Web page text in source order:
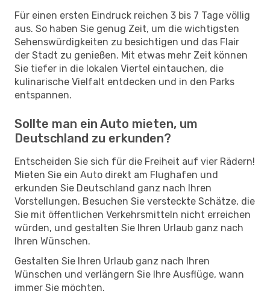
Für einen ersten Eindruck reichen 3 bis 7 Tage völlig
aus. So haben Sie genug Zeit, um die wichtigsten
Sehenswürdigkeiten zu besichtigen und das Flair
der Stadt zu genießen. Mit etwas mehr Zeit können
Sie tiefer in die lokalen Viertel eintauchen, die
kulinarische Vielfalt entdecken und in den Parks
entspannen.
Sollte man ein Auto mieten, um
Deutschland zu erkunden?
Entscheiden Sie sich für die Freiheit auf vier Rädern!
Mieten Sie ein Auto direkt am Flughafen und
erkunden Sie Deutschland ganz nach Ihren
Vorstellungen. Besuchen Sie versteckte Schätze, die
Sie mit öffentlichen Verkehrsmitteln nicht erreichen
würden, und gestalten Sie Ihren Urlaub ganz nach
Ihren Wünschen.
Gestalten Sie Ihren Urlaub ganz nach Ihren
Wünschen und verlängern Sie Ihre Ausflüge, wann
immer Sie möchten.